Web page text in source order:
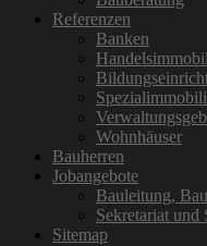
Referenzen
Banken
Wohnhäuser
Bauherren
Jobangebote
Bauleitung,
Sekretariat und
Sitemap